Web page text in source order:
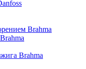
Brahma
Brahma